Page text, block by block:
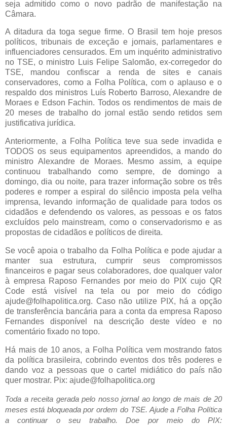
seja admitido como o novo padrão de manifestação na
Câmara.
A ditadura da toga segue firme. O Brasil tem hoje presos
políticos, tribunais de exceção e jornais, parlamentares e
influenciadores censurados. Em um inquérito administrativo
no TSE, o ministro Luis Felipe Salomão, ex-corregedor do
TSE, mandou confiscar a renda de sites e canais
conservadores, como a Folha Política, com o aplauso e o
respaldo dos ministros Luís Roberto Barroso, Alexandre de
Moraes e Edson Fachin. Todos os rendimentos de mais de
20 meses de trabalho do jornal estão sendo retidos sem
justificativa jurídica.
Anteriormente, a Folha Política teve sua sede invadida e
TODOS os seus equipamentos apreendidos, a mando do
ministro Alexandre de Moraes. Mesmo assim, a equipe
continuou trabalhando como sempre, de domingo a
domingo, dia ou noite, para trazer informação sobre os três
poderes e romper a espiral do silêncio imposta pela velha
imprensa, levando informação de qualidade para todos os
cidadãos e defendendo os valores, as pessoas e os fatos
excluídos pelo mainstream, como o conservadorismo e as
propostas de cidadãos e políticos de direita.
Se você apoia o trabalho da Folha Política e pode ajudar a
manter sua estrutura, cumprir seus compromissos
financeiros e pagar seus colaboradores, doe qualquer valor
à empresa Raposo Fernandes por meio do PIX cujo QR
Code está visível na tela ou por meio do código
ajude@folhapolitica.org. Caso não utilize PIX, há a opção
de transferência bancária para a conta da empresa Raposo
Fernandes disponível na descrição deste vídeo e no
comentário fixado no topo.
Há mais de 10 anos, a Folha Política vem mostrando fatos
da política brasileira, cobrindo eventos dos três poderes e
dando voz a pessoas que o cartel midiático do país não
quer mostrar. Pix: ajude@folhapolitica.org
Toda a receita gerada pelo nosso jornal ao longo de mais de 20
meses está bloqueada por ordem do TSE. Ajude a Folha Política
a continuar o seu trabalho. Doe por meio do PIX: